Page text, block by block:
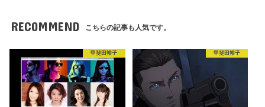
RECOMMEND こちらの記事も人気です。
甲斐田裕子 甲斐田裕子